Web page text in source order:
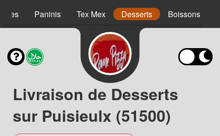
Paninis Tex Mex Desserts Boissons
Livraison de Desserts
sur Puisieulx (51500)